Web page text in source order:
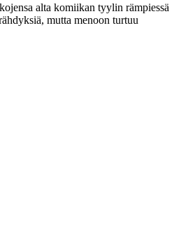
alta komiikan tyylin rämpiessä
mutta menoon turtuu